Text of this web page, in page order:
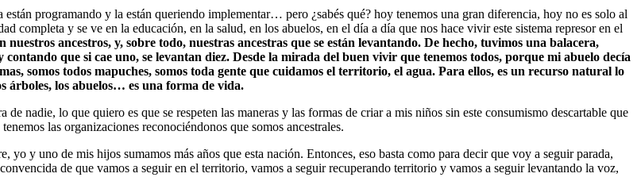
programando y la están queriendo implementar… pero ¿sabés qué? hoy tenemos una gran diferencia, hoy no es solo al
completa y se ve en la educación, en la salud, en los abuelos, en el día a día que nos hace vivir este sistema represor en el
ancestros, y, sobre todo, nuestras ancestras que se están levantando. De hecho, tuvimos una balacera,
que si cae uno, se levantan diez. Desde la mirada del buen vivir que tenemos todos, porque mi abuelo decía
somos todos mapuches, somos toda gente que cuidamos el territorio, el agua. Para ellos, es un recurso natural lo
árboles, los abuelos… es una forma de vida.
nadie, lo que quiero es que se respeten las maneras y las formas de criar a mis niños sin este consumismo descartable que
las organizaciones reconociéndonos que somos ancestrales.
y uno de mis hijos sumamos más años que esta nación. Entonces, eso basta como para decir que voy a seguir parada,
de que vamos a seguir en el territorio, vamos a seguir recuperando territorio y vamos a seguir levantando la voz,